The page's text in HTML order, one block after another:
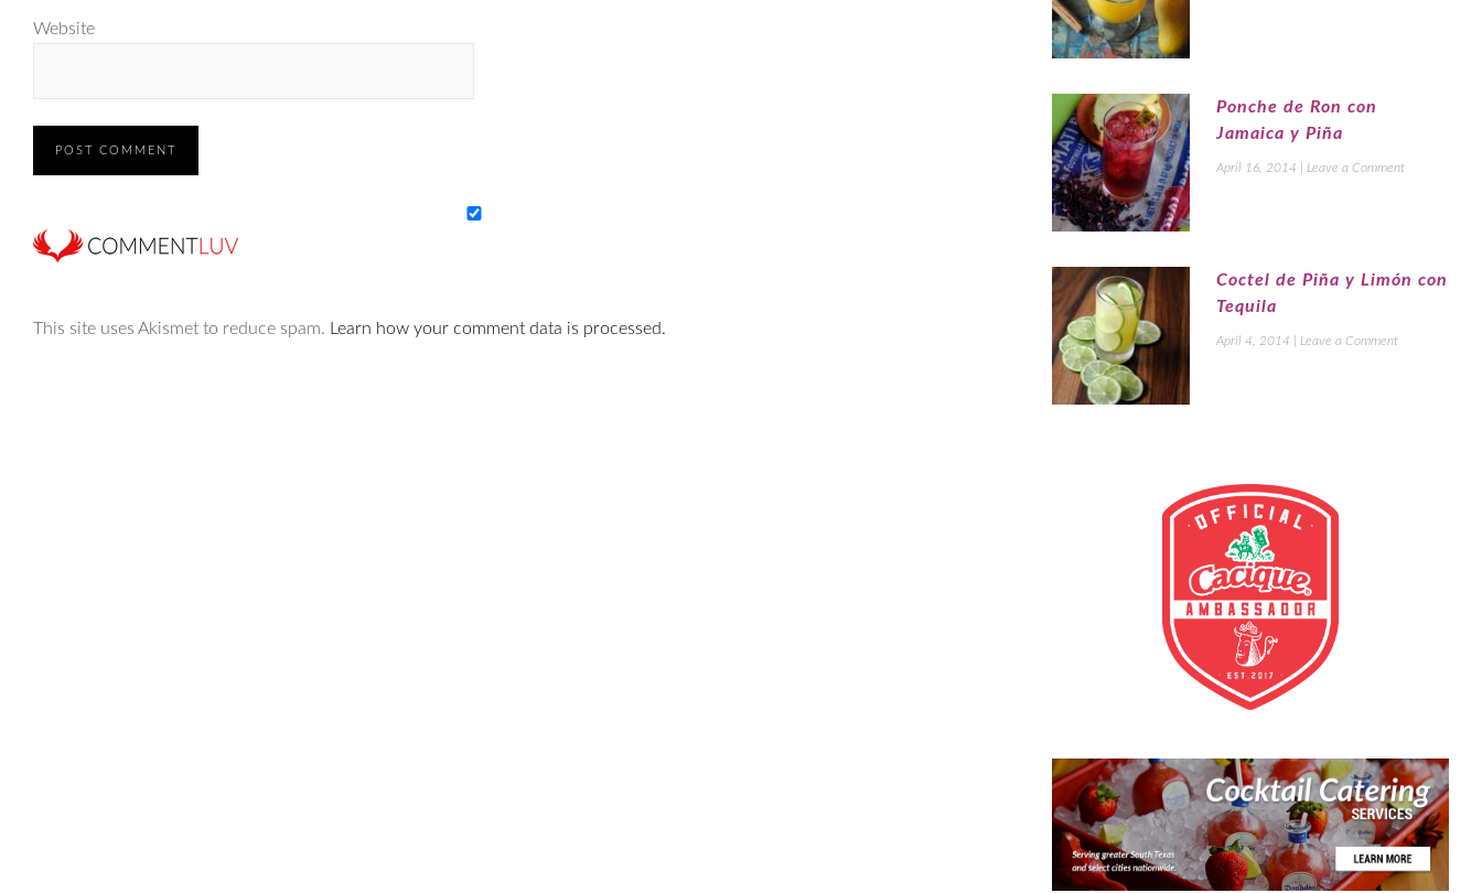
Website
This site uses Akismet to reduce spam. Learn how your comment data is processed.
Ponche de Ron con
Jamaica y Piña
April 16, 2014 Leave a Comment
Coctel de Piña y Limón con
Tequila
April 4, 2014 Leave a Comment